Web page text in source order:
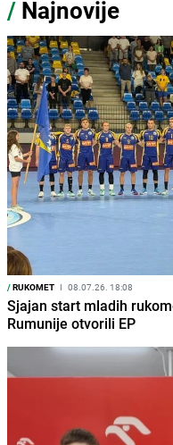
/ Najnovije
/RUKOMET I 08.07.26. 18:08
Sjajan start mladih
Rumunije otvorili EP